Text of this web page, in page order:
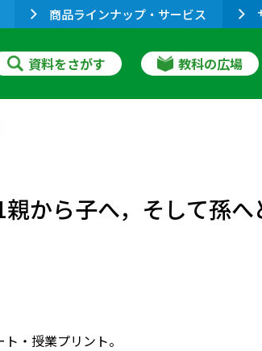
商品ラインナップ・サービス
資料をさがす 教科の広場
から子へ，そして孫へ
・授業プリント。